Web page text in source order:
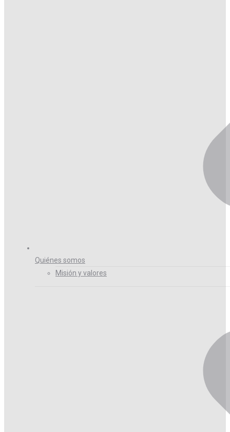
Quiénes somos
Misión y valores